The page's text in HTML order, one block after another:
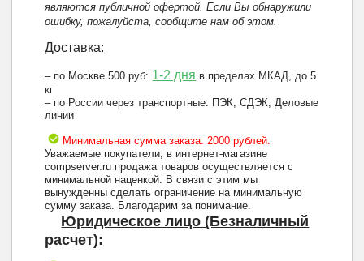
являются публичной офертой. Если Вы обнаружили
ошибку, пожалуйста, сообщите нам об этом.
Доставка:
– по Москве 500 руб: 1-2 дня в пределах МКАД, до 5
кг
– по России через транспортные: ПЭК, СДЭК, Деловые
линии
Минимальная сумма заказа: 2000 рублей.
Уважаемые покупатели, в интернет-магазине
compserver.ru продажа товаров осуществляется с
минимальной наценкой. В связи с этим мы
вынужденны сделать ограничение на минимальную
сумму заказа. Благодарим за понимание.
Юридическое лицо (Безналичный
расчет):